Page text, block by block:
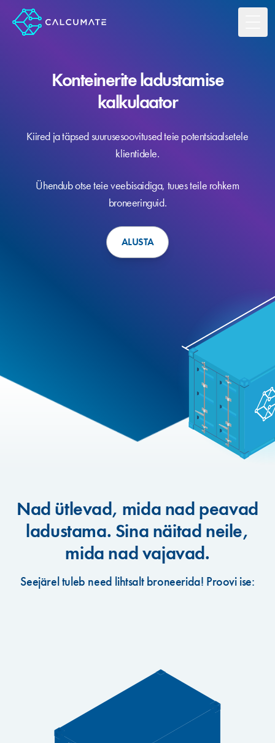
Konteinerite ladustamise
kalkulaator
Kiired ja täpsed suurusesoovitused teie potentsiaalsetele
klientidele.
Ühendub otse teie veebisaidiga, tuues teile rohkem
broneeringuid.
ALUSTA
Nad ütlevad, mida nad peavad
ladustama. Sina näitad neile,
mida nad vajavad.
Seejärel tuleb need lihtsalt broneerida! Proovi ise: